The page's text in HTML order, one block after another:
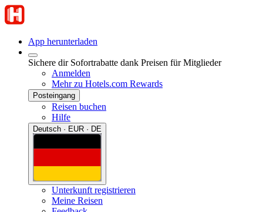
App herunterladen
Sichere dir Sofortrabatte dank Preisen für Mitglieder
Anmelden
Mehr zu Hotels.com Rewards
Posteingang
Reisen buchen
Hilfe
Deutsch · EUR · DE
Unterkunft registrieren
Meine Reisen